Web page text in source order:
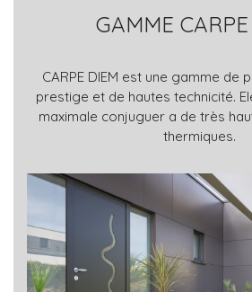
GAMME
CARPE DIEM est une gamme de
prestige et de hautes technicité.
maximale conjuguer a de très
thermiques.